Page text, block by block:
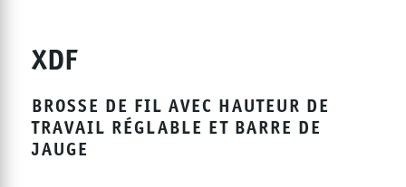
XDF
BROSSE DE FIL AVEC HAUTEUR DE
TRAVAIL RÉGLABLE ET BARRE DE
JAUGE